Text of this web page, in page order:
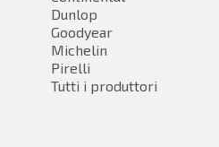
Dunlop
Goodyear
Michelin
Pirelli
Tutti i produttori